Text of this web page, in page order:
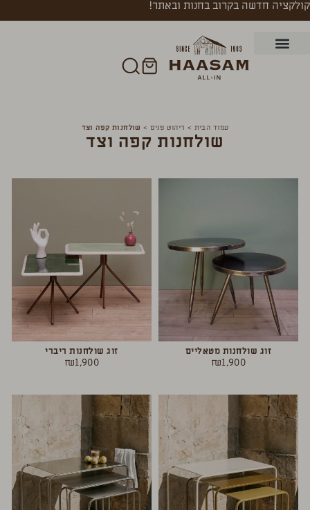
קולקציה חדשה בקרוב בחנות ובאתר!
שולחנות קפה וצד
עמוד הבית > ריהוט פנים> שולחנות קפה וצד
זוג שולחנות מטאליים
₪1,900
זוג שולחנות ריברי
₪1,900